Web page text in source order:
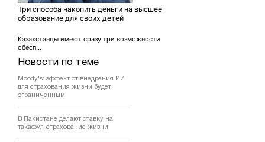
Новости по теме
Moody's: эффект от внедрения ИИ
для страхования жизни будет
ограниченным
В Пакистане делают ставку на
такафул-страхование жизни
Три способа накопить деньги на высшее
образование для своих детей
Казахстанцы имеют сразу три возможности
обесп...